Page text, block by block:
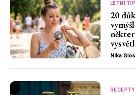
LETNÍ
20
Nika
RECEPTY